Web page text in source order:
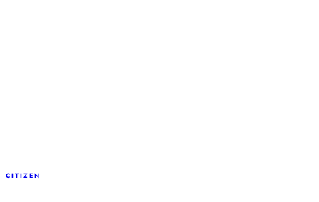
CITIZEN